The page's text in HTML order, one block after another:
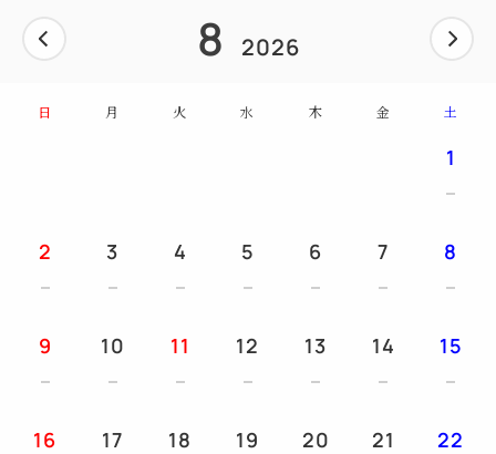
【アメニティ】
奈良の文化や歴史を後世に繋いでいきたい。想い溢れ
冷蔵庫内にはビールやソフトドリンクなどをご用意し
■バスローブ
■バスソルト
日本屈指の薬草の町、奈良県宇陀市の山口農園さんが
手がける、オリジナルブレンドの製品。
ボディケアローション
8 2026
日 月 火 水 木 金 土
1
2 3 4 5 6 7 8
9 10 11 12 13 14 15
16 17 18 19 20 21 22